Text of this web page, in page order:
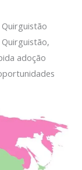
adoção